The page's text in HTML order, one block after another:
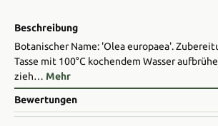
Beschreibung
Botanischer Name: 'Olea europaea'.
Tasse mit 100°C kochendem Wasser
zieh… Mehr
Bewertungen